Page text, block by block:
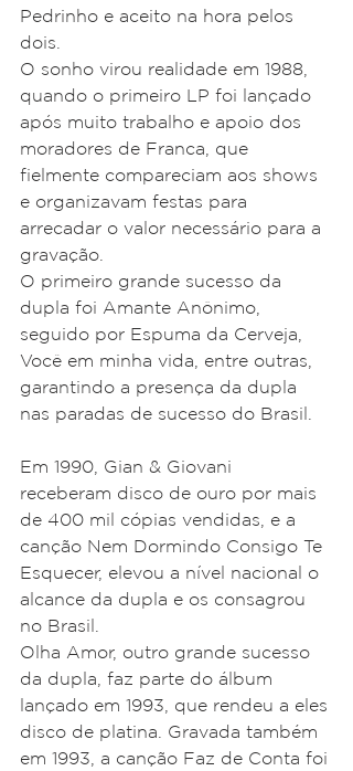
Pedrinho e aceito na hora pelos
dois.
O sonho virou realidade em 1988,
quando o primeiro LP foi lançado
após muito trabalho e apoio dos
moradores de Franca, que
fielmente compareciam aos shows
e organizavam festas para
arrecadar o valor necessário para a
gravação.
O primeiro grande sucesso da
dupla foi Amante Anônimo,
seguido por Espuma da Cerveja,
Você em minha vida, entre outras,
garantindo a presença da dupla
nas paradas de sucesso do Brasil.
Em 1990, Gian & Giovani
receberam disco de ouro por mais
de 400 mil cópias vendidas, e a
canção Nem Dormindo Consigo Te
Esquecer, elevou a nível nacional o
alcance da dupla e os consagrou
no Brasil.
Olha Amor, outro grande sucesso
da dupla, faz parte do álbum
lançado em 1993, que rendeu a eles
disco de platina. Gravada também
em 1993, a canção Faz de Conta foi